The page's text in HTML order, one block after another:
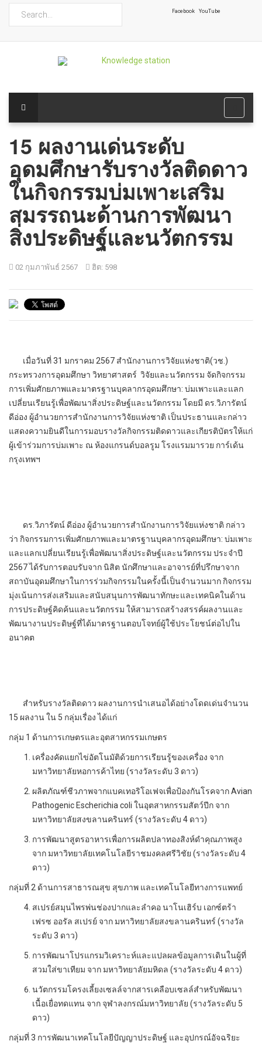
Facebook YouTube
15 ผลงานเด่นระดับ
อุดมศึกษารับรางวัลติดดาว
ในกิจกรรมบ่มเพาะเสริม
สมรรถนะด้านการพัฒนา
สิ่งประดิษฐ์และนวัตกรรม
02 กุมภาพันธ์ 2567 ฮิต: 598
เมื่อวันที่ 31 มกราคม 2567 สำนักงานการวิจัยแห่งชาติ(วช.)
กระทรวงการอุดมศึกษา วิทยาศาสตร์ วิจัยและนวัตกรรม จัดกิจกรรม
การเพิ่มศักยภาพและมาตรฐานบุคลากรอุดมศึกษา: บ่มเพาะและแลก
เปลี่ยนเรียนรู้เพื่อพัฒนาสิ่งประดิษฐ์และนวัตกรรม โดยมี ดร.วิภารัตน์
ดีอ่อง ผู้อำนวยการสำนักงานการวิจัยแห่งชาติ เป็นประธานและกล่าว
แสดงความยินดีในการมอบรางวัลกิจกรรมติดดาวและเกียรติบัตรให้แก่
ผู้เข้าร่วมการบ่มเพาะ ณ ห้องแกรนด์บอลรูม โรงแรมมารวย การ์เด้น
กรุงเทพฯ
ดร.วิภารัตน์ ดีอ่อง ผู้อำนวยการสำนักงานการวิจัยแห่งชาติ กล่าว
ว่า กิจกรรมการเพิ่มศักยภาพและมาตรฐานบุคลากรอุดมศึกษา: บ่มเพาะ
และแลกเปลี่ยนเรียนรู้เพื่อพัฒนาสิ่งประดิษฐ์และนวัตกรรม ประจำปี
2567 ได้รับการตอบรับจาก นิสิต นักศึกษาและอาจารย์ที่ปรึกษาจาก
สถาบันอุดมศึกษาในการร่วมกิจกรรมในครั้งนี้เป็นจำนวนมาก กิจกรรม
มุ่งเน้นการส่งเสริมและสนับสนุนการพัฒนาทักษะและเทคนิคในด้าน
การประดิษฐ์คิดค้นและนวัตกรรม ให้สามารถสร้างสรรค์ผลงานและ
พัฒนางานประดิษฐ์ที่ได้มาตรฐานตอบโจทย์ผู้ใช้ประโยชน์ต่อไปใน
อนาคต
สำหรับรางวัลติดดาว ผลงานการนำเสนอได้อย่างโดดเด่นจำนวน
15 ผลงาน ใน 5 กลุ่มเรื่อง ได้แก่
กลุ่ม 1 ด้านการเกษตรและอุตสาหกรรมเกษตร
เครื่องคัดแยกไข่อัตโนมัติด้วยการเรียนรู้ของเครื่อง จาก
มหาวิทยาลัยหอการค้าไทย (รางวัลระดับ 3 ดาว)
ผลิตภัณฑ์ชีวภาพจากแบคเทอริโอเฟจเพื่อป้องกันโรคจาก Avian
Pathogenic Escherichia coli ในอุตสาหกรรมสัตว์ปีก จาก
มหาวิทยาลัยสงขลานครินทร์ (รางวัลระดับ 4 ดาว)
การพัฒนาสูตรอาหารเพื่อการผลิตปลาทองสิงห์ดำคุณภาพสูง
จาก มหาวิทยาลัยเทคโนโลยีราชมงคลศรีวิชัย (รางวัลระดับ 4
ดาว)
กลุ่มที่ 2 ด้านการสาธารณสุข สุขภาพ และเทคโนโลยีทางการแพทย์
สเปรย์สมุนไพรพ่นช่องปากและลำคอ นาโนเฮิร์บ เอกซ์ตร้า
เฟรซ ออรัล สเปรย์ จาก มหาวิทยาลัยสงขลานครินทร์ (รางวัล
ระดับ 3 ดาว)
การพัฒนาโปรแกรมวิเคราะห์และแปลผลข้อมูลการเดินในผู้ที่
สวมใส่ขาเทียม จาก มหาวิทยาลัยมหิดล (รางวัลระดับ 4 ดาว)
นวัตกรรมโครงเลี้ยงเซลล์จากสารเคลือบเซลล์สำหรับพัฒนา
เนื้อเยื่อทดแทน จาก จุฬาลงกรณ์มหาวิทยาลัย (รางวัลระดับ 5
ดาว)
กลุ่มที่ 3 การพัฒนาเทคโนโลยีปัญญาประดิษฐ์ และอุปกรณ์อัจฉริยะ